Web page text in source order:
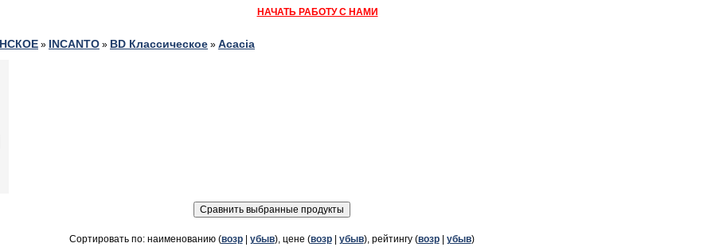
НАЧАТЬ РАБОТУ С НАМИ
» INCANTO » BD Классическое » Acacia
Сортировать по: наименованию (возр| убыв), цене (возр| убыв), рейтингу (возр| убыв)